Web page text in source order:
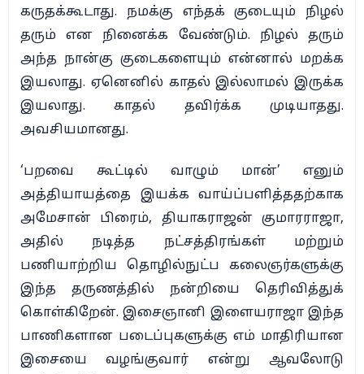
கருதக்கூடாது. நமக்கு எந்தக் குடையும் நிழல்
தரும் என நினைக்க வேண்டும். நிழல் தரும்
அந்த நான்கு குடைகளையும் என்னால் மறக்க
இயலாது. ஏனெனில் காதல் இல்லாமல் இருக்க
இயலாது. காதல் தவிர்க்க முடியாதது.
அவசியமானது.
‘பறவை கூட்டில் வாழும் மான்’ எனும்
அத்தியாயத்தை இயக்க வாய்ப்பளித்ததற்காக
அமேசான் பிரைம், தியாகராஜன் குமாரராஜா,
அதில் நடித்த நட்சத்திரங்கள் மற்றும்
பணியாற்றிய தொழில்நுட்ப கலைஞர்களுக்கு
இந்த தருணத்தில் நன்றியை தெரிவித்துக்
கொள்கிறேன். இசைஞானி இளையராஜா இந்த
பாணிகளான படைப்புகளுக்கு எம் மாதிரியான
இசையை வழங்குவார் என்று ஆவலோடு